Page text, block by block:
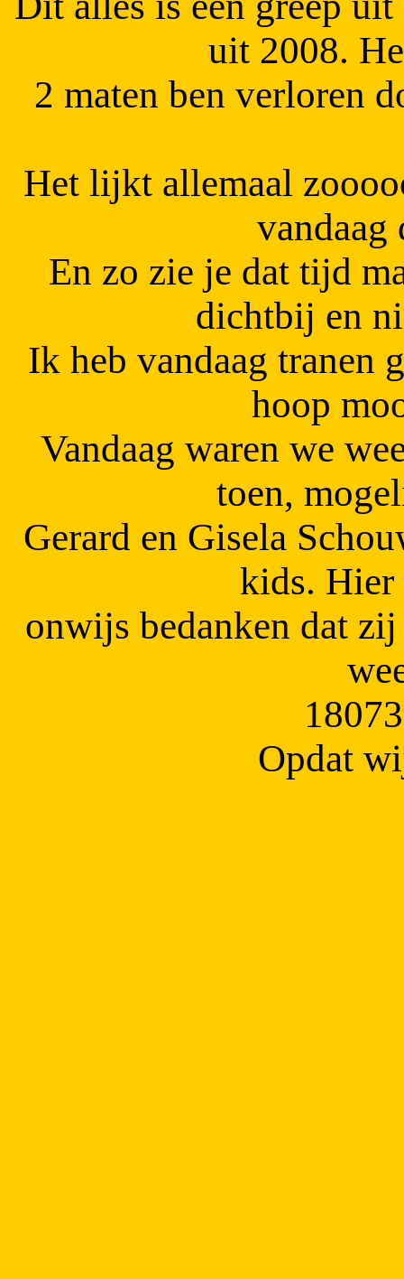
uit 2008.
2 maten ben verloren
Het lijkt allemaal
vandaag
En zo zie je dat tijd
dichtbij en
Ik heb vandaag tranen
hoop
Vandaag waren we
toen,
Gerard en Gisela
kids.
onwijs bedanken dat
Opdat